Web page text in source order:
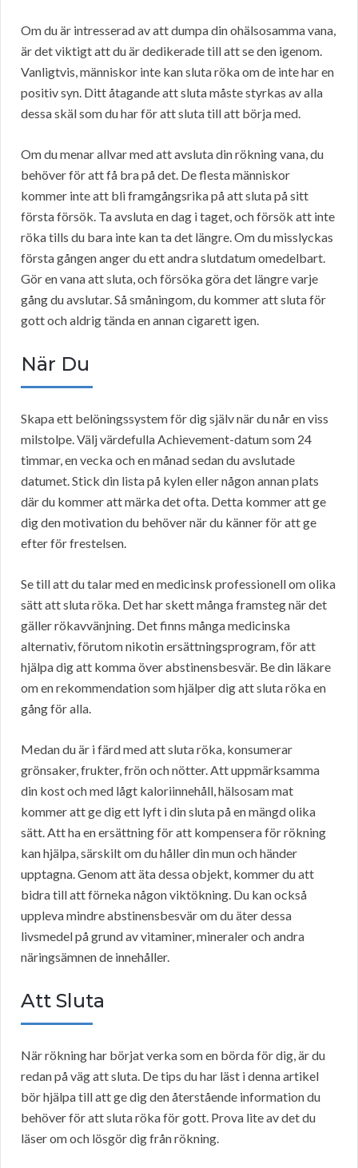
Om du är intresserad av att dumpa din ohälsosamma vana,
är det viktigt att du är dedikerade till att se den igenom.
Vanligtvis, människor inte kan sluta röka om de inte har en
positiv syn. Ditt åtagande att sluta måste styrkas av alla
dessa skäl som du har för att sluta till att börja med.
Om du menar allvar med att avsluta din rökning vana, du
behöver för att få bra på det. De flesta människor
kommer inte att bli framgångsrika på att sluta på sitt
första försök. Ta avsluta en dag i taget, och försök att inte
röka tills du bara inte kan ta det längre. Om du misslyckas
första gången anger du ett andra slutdatum omedelbart.
Gör en vana att sluta, och försöka göra det längre varje
gång du avslutar. Så småningom, du kommer att sluta för
gott och aldrig tända en annan cigarett igen.
När Du
Skapa ett belöningssystem för dig själv när du når en viss
milstolpe. Välj värdefulla Achievement-datum som 24
timmar, en vecka och en månad sedan du avslutade
datumet. Stick din lista på kylen eller någon annan plats
där du kommer att märka det ofta. Detta kommer att ge
dig den motivation du behöver när du känner för att ge
efter för frestelsen.
Se till att du talar med en medicinsk professionell om olika
sätt att sluta röka. Det har skett många framsteg när det
gäller rökavvänjning. Det finns många medicinska
alternativ, förutom nikotin ersättningsprogram, för att
hjälpa dig att komma över abstinensbesvär. Be din läkare
om en rekommendation som hjälper dig att sluta röka en
gång för alla.
Medan du är i färd med att sluta röka, konsumerar
grönsaker, frukter, frön och nötter. Att uppmärksamma
din kost och med lågt kaloriinnehåll, hälsosam mat
kommer att ge dig ett lyft i din sluta på en mängd olika
sätt. Att ha en ersättning för att kompensera för rökning
kan hjälpa, särskilt om du håller din mun och händer
upptagna. Genom att äta dessa objekt, kommer du att
bidra till att förneka någon viktökning. Du kan också
uppleva mindre abstinensbesvär om du äter dessa
livsmedel på grund av vitaminer, mineraler och andra
näringsämnen de innehåller.
Att Sluta
När rökning har börjat verka som en börda för dig, är du
redan på väg att sluta. De tips du har läst i denna artikel
bör hjälpa till att ge dig den återstående information du
behöver för att sluta röka för gott. Prova lite av det du
läser om och lösgör dig från rökning.